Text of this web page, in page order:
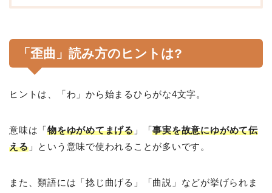
「歪曲」読み方のヒントは?
ヒントは、「わ」から始まるひらがな4文字。
意味は「物をゆがめてまげる」「事実を故意にゆがめて伝
える」という意味で使われることが多いです。
また、類語には「捻じ曲げる」「曲説」などが挙げられま